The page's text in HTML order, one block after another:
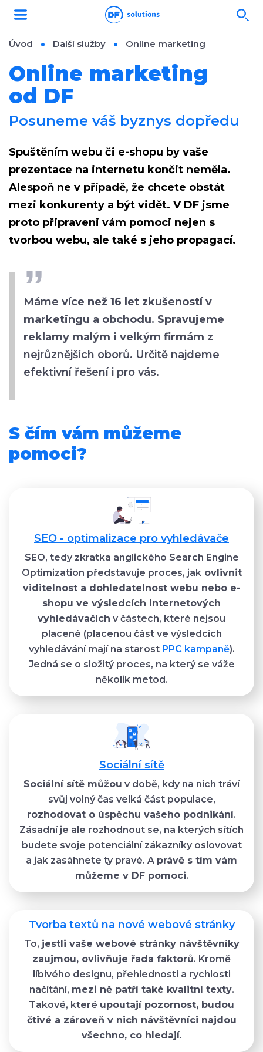
Úvod Další služby Online marketing
Online marketing
od DF
Posuneme váš byznys dopředu
Spuštěním webu či e-shopu by vaše
prezentace na internetu končit neměla.
Alespoň ne v případě, že chcete obstát
mezi konkurenty a být vidět. V DF jsme
proto připraveni vám pomoci nejen s
tvorbou webu, ale také s jeho propagací.
Máme více než 16 let zkušeností v
marketingu a obchodu. Spravujeme
reklamy malým i velkým firmám z
nejrůznějších oborů. Určitě najdeme
efektivní řešení i pro vás.
S čím vám můžeme
pomoci?
SEO - optimalizace pro vyhledávače
SEO, tedy zkratka anglického Search Engine
Optimization představuje proces, jakovlivnit
viditelnost a dohledatelnost webu nebo e-
shopu ve výsledcích internetových
vyhledávačích v částech, které nejsou
placené (placenou část ve výsledcích
vyhledávání mají na starost PPC kampaně).
Jedná se o složitý proces, na který se váže
několik metod.
Sociální sítě
Sociální sítě můžou v době, kdy na nich tráví
svůj volný čas velká část populace,
rozhodovat o úspěchu vašeho podnikání.
Zásadní je ale rozhodnout se, na kterých sítích
budete svoje potenciální zákazníky oslovovat
a jak zasáhnete ty pravé. A právě s tím vám
můžeme v DF pomoci.
Tvorba textů na nové webové stránky
To, jestli vaše webové stránky návštěvníky
zaujmou, ovlivňuje řada faktorů. Kromě
líbivého designu, přehlednosti a rychlosti
načítání, mezi ně patří také kvalitní texty.
Takové, které upoutají pozornost, budou
čtivé a zároveň v nich návštěvníci najdou
všechno, co hledají.